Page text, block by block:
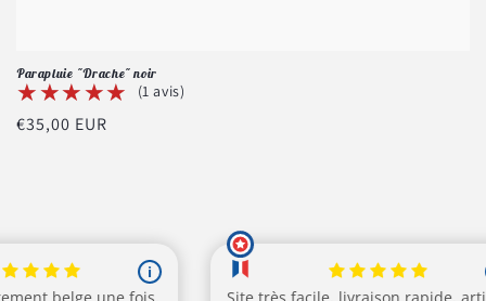
Parapluie "Drache" noir
★★★★★
★★★★★ (1 avis)
Prix
€35,00 EUR